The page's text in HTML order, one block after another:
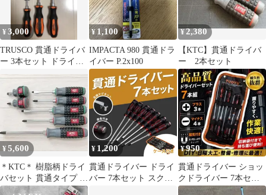
¥3,000
TRUSCO 貫通ドライバ
ー 3本セット ドライバ
ー DIY 防災
¥ 1,100
IMPACTA 980 貫通ドラ
イバー P.2x100
¥2,380
【KTC】貫通ドライバ
ー 2本セット
¥5,600
＊KTC＊ 樹脂柄ドライ
バセット 貫通タイプ 7
本セット
¥ 1,200
貫通ドライバー ドライ
バー 7本セット スクリ
¥950
貫通ドライバー ショッ
クドライバー 7本セッ
ト 磁石付 衝撃 ドライ